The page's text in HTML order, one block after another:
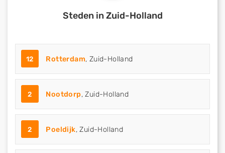
Steden in Zuid-Holland
12 Rotterdam, Zuid-Holland
2 Nootdorp, Zuid-Holland
2 Poeldijk, Zuid-Holland